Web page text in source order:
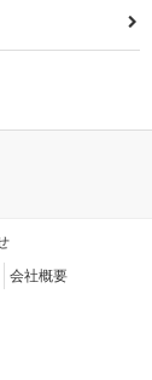
会社概要